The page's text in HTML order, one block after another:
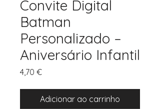
Convite Digital
Batman
Personalizado –
Aniversário Infantil
4,70 €Preço
Adicionar ao carrinho